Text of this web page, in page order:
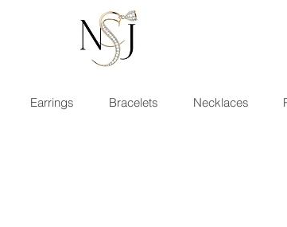
Earrings Bracelets Necklaces